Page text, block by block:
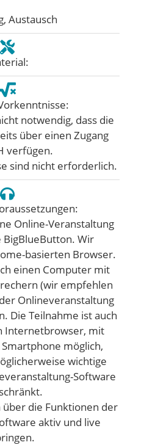
Austausch
notwendig, dass die
über einen Zugang
verfügen.
sind nicht erforderlich.
Online-Veranstaltung
Wir
basierten Browser.
einen Computer mit
(wir empfehlen
Onlineveranstaltung
Die Teilnahme ist auch
Internetbrowser, mit
möglich,
wichtige
Software
über die Funktionen der
aktiv und live